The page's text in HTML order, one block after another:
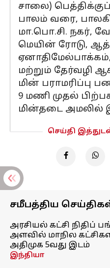
சாலை)
பாலம் வரை,
மா.பொ.சி. நகர்,
மெயின் ரோடு,
மற்றும் தேர்வழி
மின் பராமரிப்பு
9 மணி முதல்
மின்தடை அமலில்
செய்தி
சமீபத்திய
அரசியல் கட்சி நிதிப்
அளவில் மாநில
அதிமுக 5வது இடம்
இந்தியா